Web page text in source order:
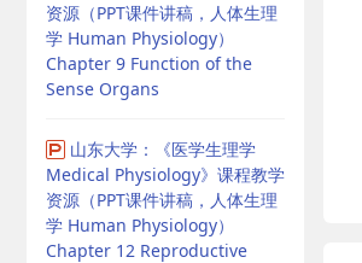
资源（PPT课件讲稿，人体生理
学 Human Physiology）
Chapter 9 Function of the
Sense Organs
山东大学：《医学生理学
Medical Physiology》课程教学
资源（PPT课件讲稿，人体生理
学 Human Physiology）
Chapter 12 Reproductive